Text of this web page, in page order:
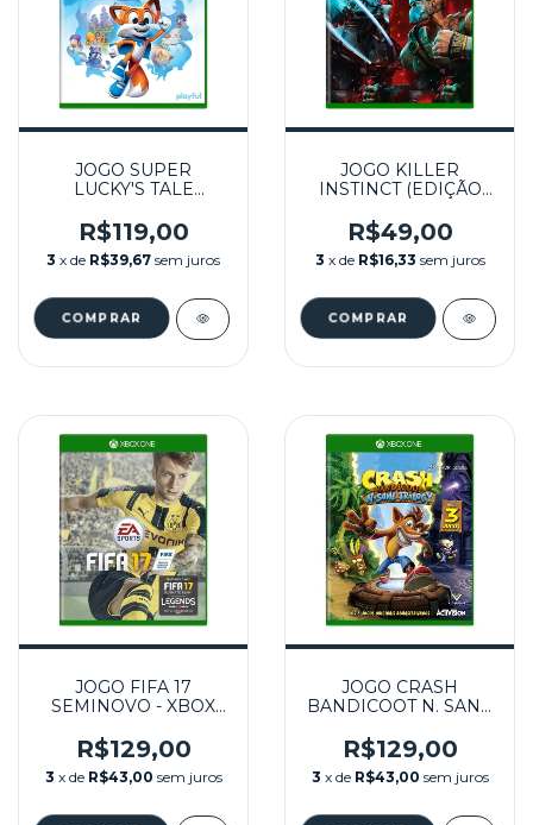
JOGO SUPER
LUCKY'S TALE
ONE
R$119,00
3 x de R$39,67 sem juros
JOGO KILLER
INSTINCT (EDIÇÃO
SEMINOVO – XBOX
ONE
R$49,00
3 x de R$16,33 sem juros
JOGO FIFA 17
SEMINOVO - XBOX
R$129,00
3 x de R$43,00 sem juros
JOGO CRASH
BANDICOOT N. SANE
- XBOX ONE
R$129,00
3 x de R$43,00 sem juros